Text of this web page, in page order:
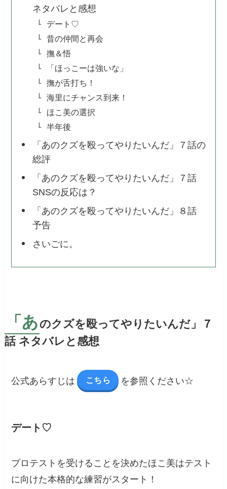
ネタバレと感想
デート♡
昔の仲間と再会
撫＆悟
「ほっこーは強いな」
撫が舌打ち！
海里にチャンス到来！
ほこ美の選択
半年後
「あのクズを殴ってやりたいんだ」７話の
総評
「あのクズを殴ってやりたいんだ」７話
SNSの反応は？
「あのクズを殴ってやりたいんだ」８話
予告
さいごに。
「あ のクズを殴ってやりたいんだ」７
話 ネタバレと感想
公式あらすじは こちら を参照ください☆
デート♡
プロテストを受けることを決めたほこ美はテスト
に向けた本格的な練習がスタート！